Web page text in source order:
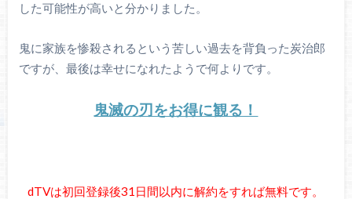
した可能性が高いと分かりました。
鬼に家族を惨殺されるという苦しい過去を背負った炭治郎
ですが、最後は幸せになれたようで何よりです。
鬼滅の刃をお得に観る！
dTVは初回登録後31日間以内に解約をすれば無料です。